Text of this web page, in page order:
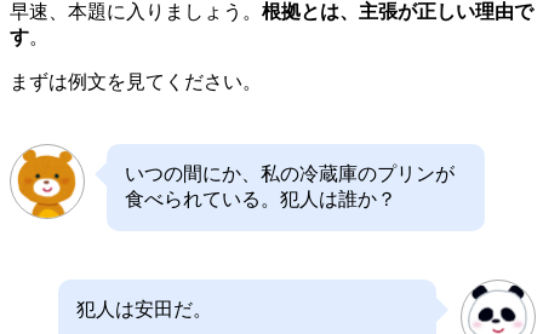
早速、本題に入りましょう。 根拠とは、主張が正しい理由で
す。
まずは例文を見てください。
いつの間にか、私の冷蔵庫のプリンが
食べられている。犯人は誰か？
犯人は安田だ。